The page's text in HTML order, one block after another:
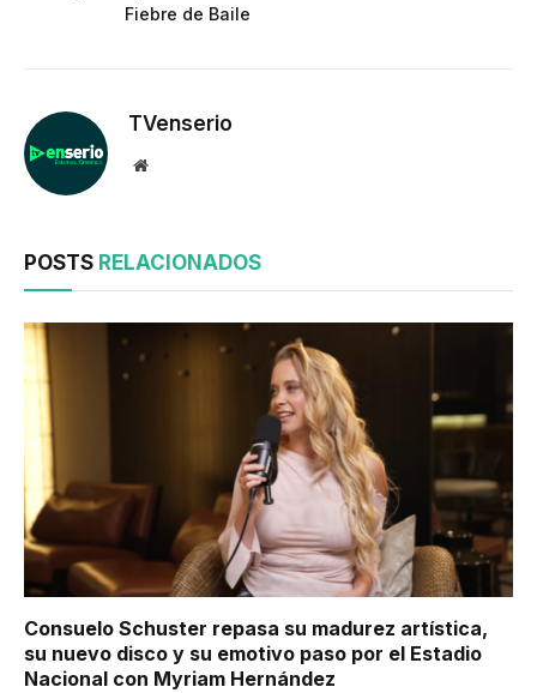
Fiebre de Baile
TVenserio
Website
POSTS RELACIONADOS
Consuelo Schuster repasa su madurez artística,
su nuevo disco y su emotivo paso por el Estadio
Nacional con Myriam Hernández